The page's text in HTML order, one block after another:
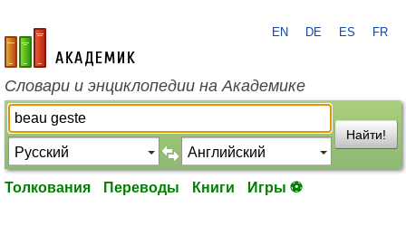
academic.ru
EN DE ES FR
Словари и энциклопедии на Академике
Найти!
Толкования Переводы Книги Игры ⚽